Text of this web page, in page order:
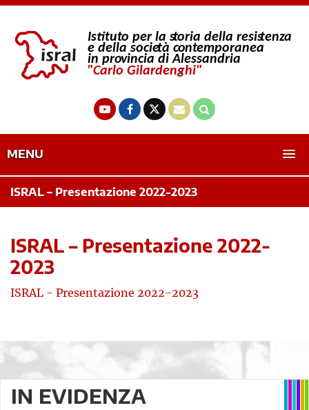
MENU
ISRAL – Presentazione 2022-2023
ISRAL – Presentazione 2022-
2023
ISRAL - Presentazione 2022-2023
IN EVIDENZA